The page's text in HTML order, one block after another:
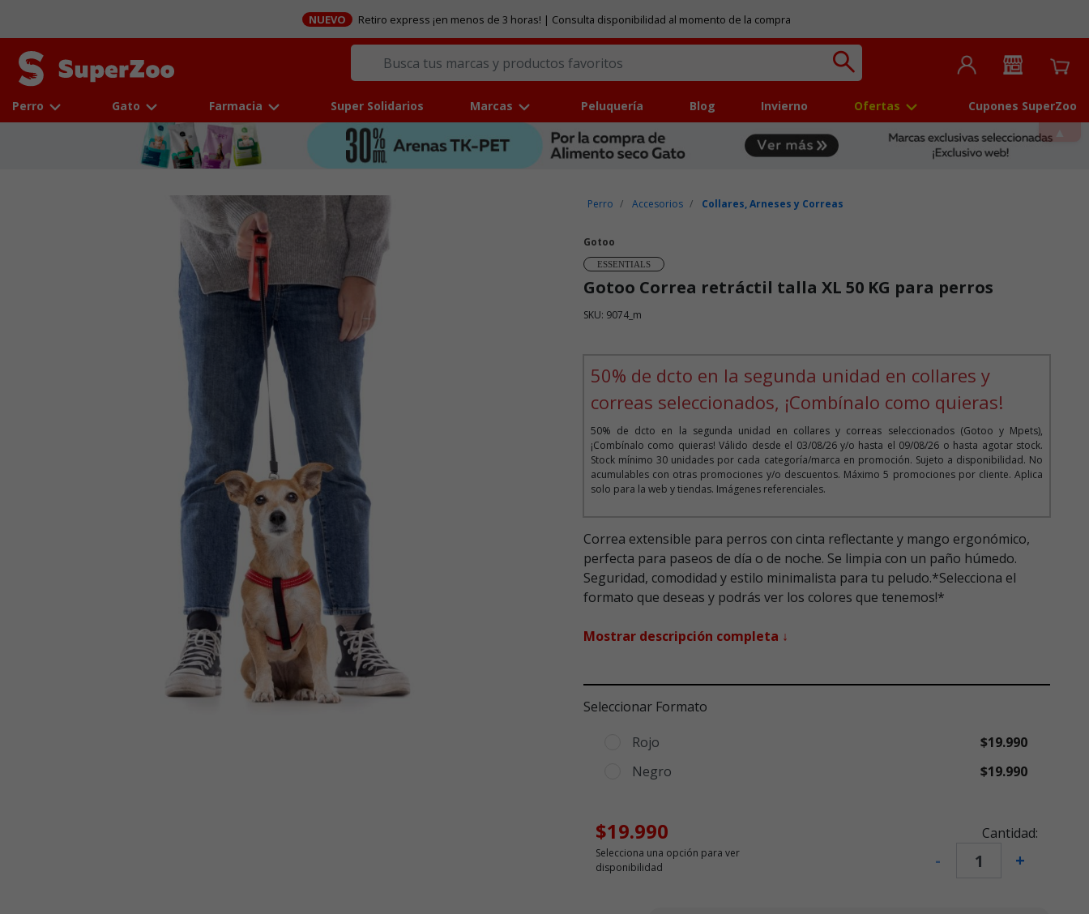
NUEVO Retiro express ¡en menos de 3 horas! | Consulta disponibilidad al momento de la compra
Perro Gato Farmacia Super Solidarios Marcas Peluquería Blog Invierno Ofertas Cupones SuperZoo
Perro Accesorios Collares, Arneses y Correas
Gotoo
ESSENTIALS
Gotoo Correa retráctil talla XL 50 KG para perros
SKU: 9074_m
50% de dcto en la segunda unidad en collares y
correas seleccionados, ¡Combínalo como quieras!
50% de dcto en la segunda unidad en collares y correas seleccionados (Gotoo y Mpets),
¡Combínalo como quieras! Válido desde el 03/08/26 y/o hasta el 09/08/26 o hasta agotar stock.
Stock mínimo 30 unidades por cada categoría/marca en promoción. Sujeto a disponibilidad. No
acumulables con otras promociones y/o descuentos. Máximo 5 promociones por cliente. Aplica
solo para la web y tiendas. Imágenes referenciales.
Correa extensible para perros con cinta reflectante y mango ergonómico,
perfecta para paseos de día o de noche. Se limpia con un paño húmedo.
Seguridad, comodidad y estilo minimalista para tu peludo.*Selecciona el
formato que deseas y podrás ver los colores que tenemos!*
Mostrar descripción completa ↓
Seleccionar Formato
Rojo
$19.990
Negro
$19.990
Cantidad:
- +
$19.990
Selecciona una opción para ver
disponibilidad